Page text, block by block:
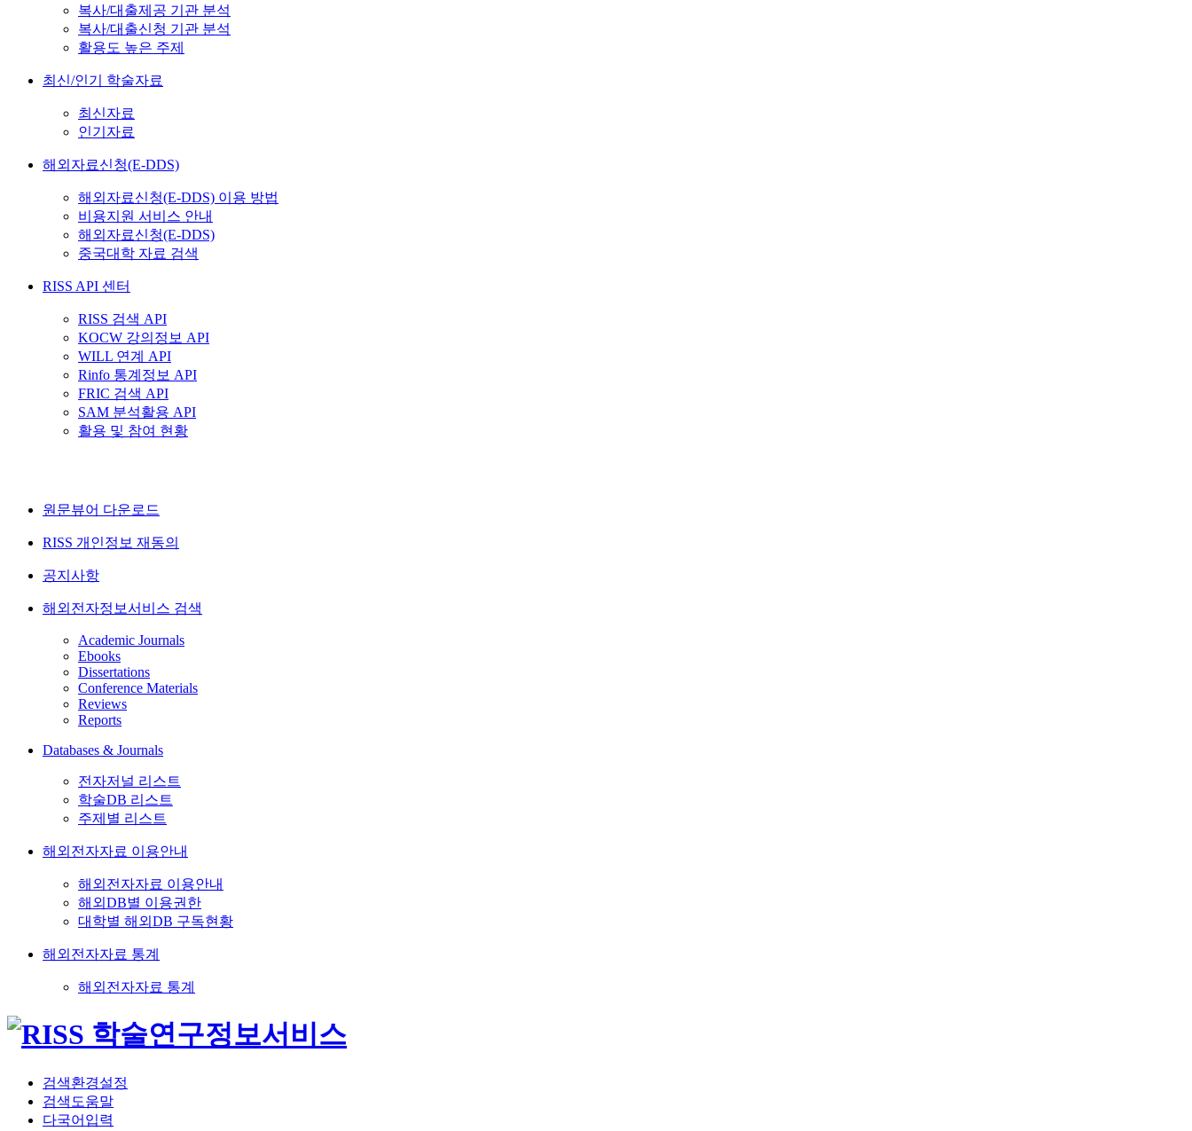
복사/대출제공 기관 분석
복사/대출신청 기관 분석
활용도 높은 주제
최신/인기 학술자료
최신자료
인기자료
해외자료신청(E-DDS)
해외자료신청(E-DDS) 이용 방법
비용지원 서비스 안내
해외자료신청(E-DDS)
중국대학 자료 검색
RISS API 센터
RISS 검색 API
KOCW 강의정보 API
WILL 연계 API
Rinfo 통계정보 API
FRIC 검색 API
SAM 분석활용 API
활용 및 참여 현황
원문뷰어 다운로드
RISS 개인정보 재동의
공지사항
해외전자정보서비스 검색
Academic Journals
Ebooks
Dissertations
Conference Materials
Reviews
Reports
Databases & Journals
전자저널 리스트
학술DB 리스트
주제별 리스트
해외전자자료 이용안내
해외전자자료 이용안내
해외DB별 이용권한
대학별 해외DB 구독현황
해외전자자료 통계
해외전자자료 통계
검색환경설정
검색도움말
다국어입력